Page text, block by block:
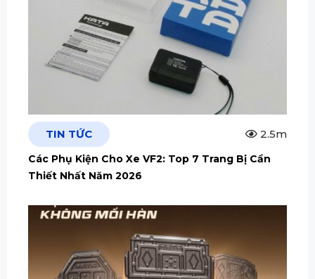
TIN TỨC 2.5m
Các Phụ Kiện Cho Xe VF2: Top 7 Trang Bị Cần
Thiết Nhất Năm 2026